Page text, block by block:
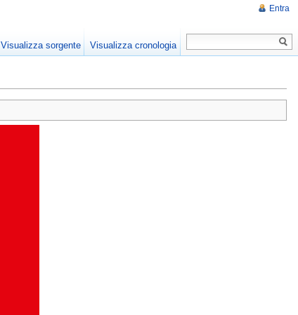
Entra
Visualizza sorgente Visualizza cronologia